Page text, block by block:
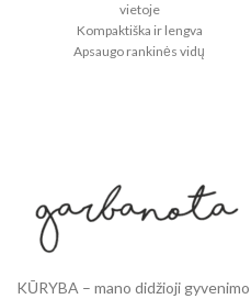
vietoje
Kompaktiška ir lengva
Apsaugo rankinės vidų
KŪRYBA – mano didžioji